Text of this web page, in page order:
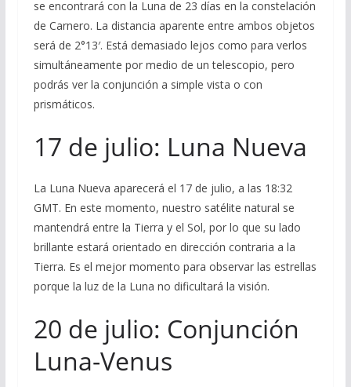
se encontrará con la Luna de 23 días en la constelación
de Carnero. La distancia aparente entre ambos objetos
será de 2°13′. Está demasiado lejos como para verlos
simultáneamente por medio de un telescopio, pero
podrás ver la conjunción a simple vista o con
prismáticos.
17 de julio: Luna Nueva
La Luna Nueva aparecerá el 17 de julio, a las 18:32
GMT. En este momento, nuestro satélite natural se
mantendrá entre la Tierra y el Sol, por lo que su lado
brillante estará orientado en dirección contraria a la
Tierra. Es el mejor momento para observar las estrellas
porque la luz de la Luna no dificultará la visión.
20 de julio: Conjunción
Luna-Venus